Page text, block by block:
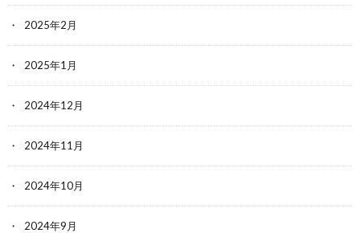
2025年2月
2025年1月
2024年12月
2024年11月
2024年10月
2024年9月